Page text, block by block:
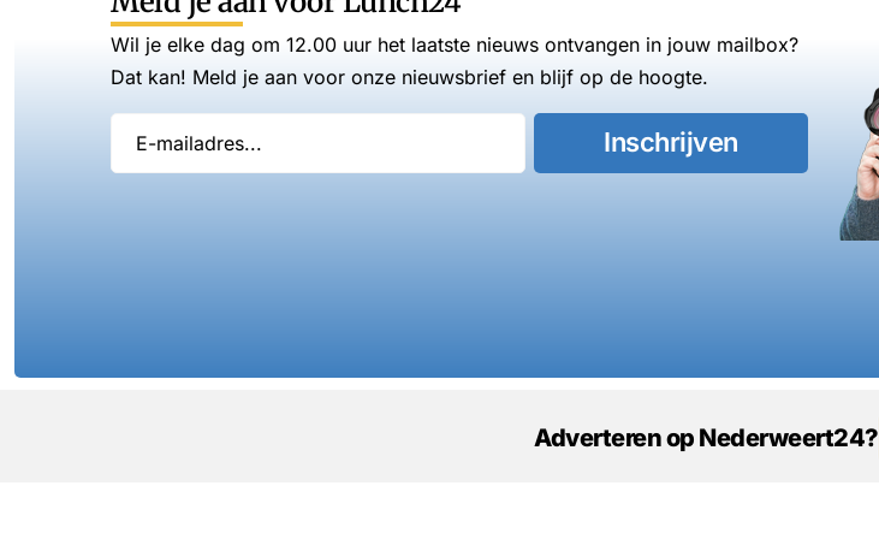
Wil je elke dag om 12.00 uur het laatste nieuws ontvangen in jouw mailbox?
Dat kan! Meld je aan voor onze nieuwsbrief en blijf op de hoogte.
Inschrijven
Adverteren op Nederweert24?